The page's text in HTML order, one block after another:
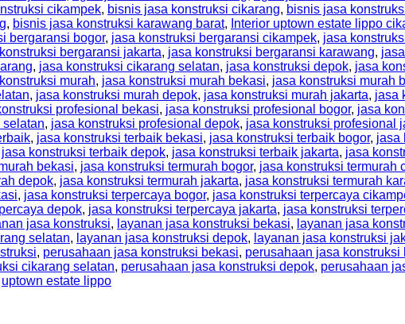
cikampek, bisnis jasa konstruksi cikarang, bisnis jasa
, bisnis jasa konstruksi karawang barat, Interior uptown estate lippo
bergaransi bogor, jasa konstruksi bergaransi cikampek, jasa
bergaransi jakarta, jasa konstruksi bergaransi karawang,
, jasa konstruksi cikarang selatan, jasa konstruksi depok, jasa
murah, jasa konstruksi murah bekasi, jasa konstruksi murah
, jasa konstruksi murah depok, jasa konstruksi murah jakarta, jasa
profesional bekasi, jasa konstruksi profesional bogor, jasa
, jasa konstruksi profesional depok, jasa konstruksi profesional
, jasa konstruksi terbaik bekasi, jasa konstruksi terbaik bogor, jasa
jasa konstruksi terbaik depok, jasa konstruksi terbaik jakarta, jasa
bekasi, jasa konstruksi termurah bogor, jasa konstruksi termurah
depok, jasa konstruksi termurah jakarta, jasa konstruksi termurah
, jasa konstruksi terpercaya bogor, jasa konstruksi terpercaya
depok, jasa konstruksi terpercaya jakarta, jasa konstruksi
jasa konstruksi, layanan jasa konstruksi bekasi, layanan jasa
selatan, layanan jasa konstruksi depok, layanan jasa konstruksi
, perusahaan jasa konstruksi bekasi, perusahaan jasa konstruksi
cikarang selatan, perusahaan jasa konstruksi depok, perusahaan
uptown estate lippo